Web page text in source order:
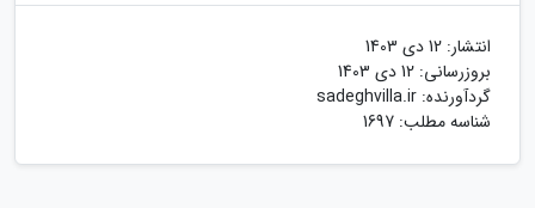
انتشار: 12 دی 1403
بروزرسانی: 12 دی 1403
گردآورنده: sadeghvilla.ir
شناسه مطلب: 1697